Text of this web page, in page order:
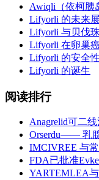
Awiqli（依柯胰
Lifyorli 的未来
Lifyorli 与贝伐
Lifyorli 在卵巢
Lifyorli 的安全
Lifyorli 的诞生
阅读排行
Anagrelid可二
Orserdu—— 乳
IMCIVREE 与
FDA已批准
YARTEMLEA